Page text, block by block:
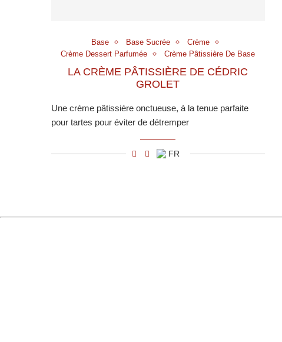
Base Base Sucrée
Crème
Crème Dessert Parfumée
Crème Pâtissière De Base
LA CRÈME PÂTISSIÈRE DE CÉDRIC
GROLET
Une crème pâtissière onctueuse, à la tenue parfaite
pour tartes pour éviter de détremper
FR